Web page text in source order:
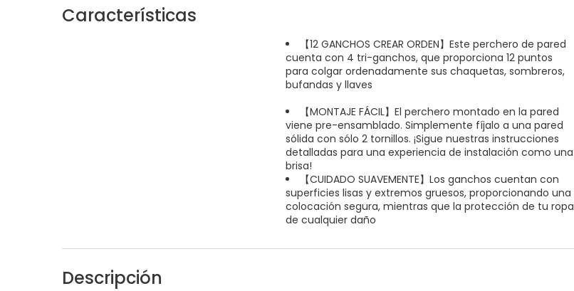
Características
【12 GANCHOS CREAR ORDEN】Este perchero de pared
cuenta con 4 tri-ganchos, que proporciona 12 puntos
para colgar ordenadamente sus chaquetas, sombreros,
bufandas y llaves
【MONTAJE FÁCIL】El perchero montado en la pared
viene pre-ensamblado. Simplemente fíjalo a una pared
sólida con sólo 2 tornillos. ¡Sigue nuestras instrucciones
detalladas para una experiencia de instalación como una
brisa!
【CUIDADO SUAVEMENTE】Los ganchos cuentan con
superficies lisas y extremos gruesos, proporcionando una
colocación segura, mientras que la protección de tu ropa
de cualquier daño
Descripción